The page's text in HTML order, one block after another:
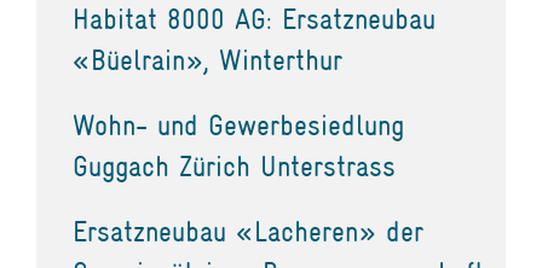
Habitat 8000 AG: Ersatzneubau
«Büelrain», Winterthur
Wohn- und Gewerbesiedlung
Guggach Zürich Unterstrass
Ersatzneubau «Lacheren» der